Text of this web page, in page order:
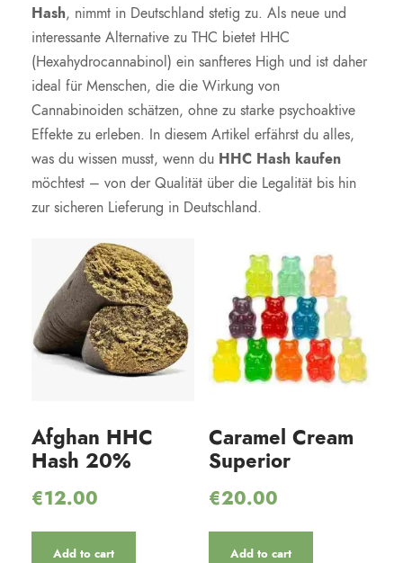
Hash, nimmt in Deutschland stetig zu. Als neue und
interessante Alternative zu THC bietet HHC
(Hexahydrocannabinol) ein sanfteres High und ist daher
ideal für Menschen, die die Wirkung von
Cannabinoiden schätzen, ohne zu starke psychoaktive
Effekte zu erleben. In diesem Artikel erfährst du alles,
was du wissen musst, wenn du HHC Hash kaufen
möchtest – von der Qualität über die Legalität bis hin
zur sicheren Lieferung in Deutschland.
Afghan HHC
Hash 20%
€12.00
Add to cart
Caramel Cream
Superior
€20.00
Add to cart